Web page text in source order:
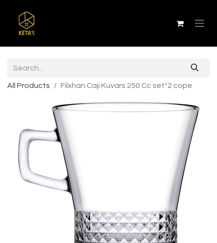
All Products Filxhan Caji Kuvars 250 Cc set*2 cope